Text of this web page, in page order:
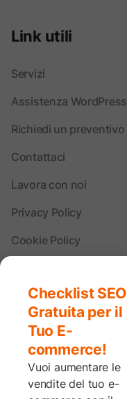
Link utili
Servizi
Assistenza WordPress
Richiedi un preventivo
Contattaci
Lavora con noi
Privacy Policy
Cookie Policy
Disclaimer
Checklist SEO
Gratuita per il
Tuo E-
commerce!
Vuoi aumentare le
vendite del tuo e-